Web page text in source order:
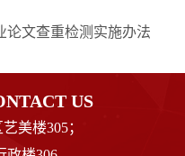
论文查重检测实施办法
US
美楼305；